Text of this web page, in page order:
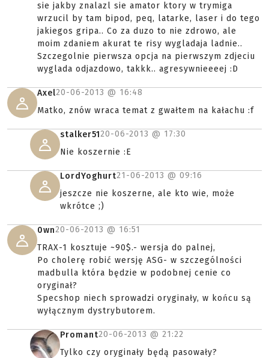
sie jakby znalazl sie amator ktory w trymiga
wrzucil by tam bipod, peq, latarke, laser i do tego
jakiegos gripa.. Co za duzo to nie zdrowo, ale
moim zdaniem akurat te risy wygladaja ladnie..
Szczegolnie pierwsza opcja na pierwszym zdjeciu
wyglada odjazdowo, takkk.. agresywnieeeej :D
Axel20-06-2013 @ 16:48
Matko, znów wraca temat z gwałtem na kałachu :f
stalker5120-06-2013 @ 17:30
Nie koszernie :E
LordYoghurt21-06-2013 @ 09:16
jeszcze nie koszerne, ale kto wie, może
wkrótce ;)
0wn20-06-2013 @ 16:51
TRAX-1 kosztuje ~90$.- wersja do palnej,
Po cholerę robić wersję ASG- w szczególności
madbulla która będzie w podobnej cenie co
oryginał?
Specshop niech sprowadzi oryginały, w końcu są
wyłącznym dystrybutorem.
Promant20-06-2013 @ 21:22
Tylko czy oryginały będą pasowały?